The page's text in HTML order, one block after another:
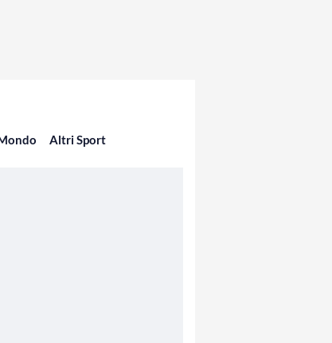
Altri Sport